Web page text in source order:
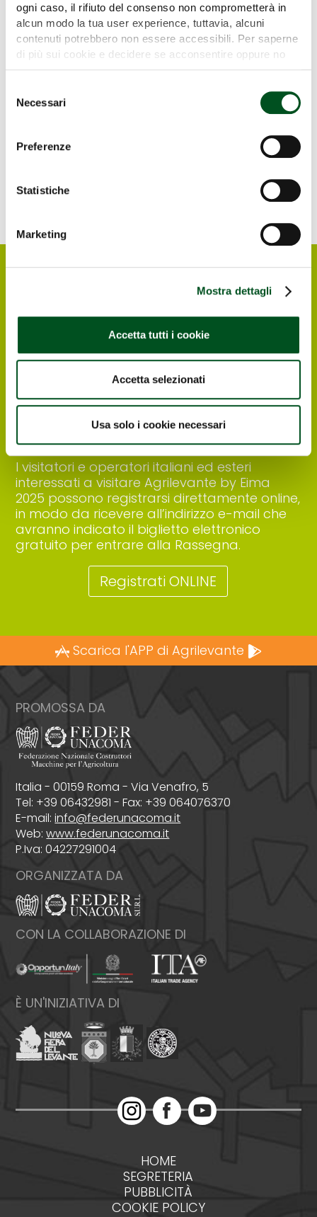
ogni caso, il rifiuto del consenso non comprometterà in
alcun modo la tua user experience, tuttavia, alcuni
contenuti potrebbero non essere accessibili. Per saperne
di più sui cookie e decidere se acconsentire oppure no
delNecessari
Preferenze
Statistiche
Marketing
Mostra dettagli
Accetta tutti i cookie
Accetta selezionati
Usa solo i cookie necessari
Pad LEVANTE
Richiedi il tuo biglietto
elettronico gratuito
I visitatori e operatori italiani ed esteri
interessati a visitare Agrilevante by Eima
2025 possono registrarsi direttamente online,
in modo da ricevere all’indirizzo e-mail che
avranno indicato il biglietto elettronico
gratuito per entrare alla Rassegna.
Registrati ONLINE
Scarica l'APP di Agrilevante
PROMOSSA DA
Italia - 00159 Roma - Via Venafro, 5
Tel: +39 06432981 - Fax: +39 064076370
E-mail:info@federunacoma.it
Web:www.federunacoma.it
P.Iva: 04227291004
ORGANIZZATA DA
CON LA COLLABORAZIONE DI
È UN'INIZIATIVA DI
HOME
SEGRETERIA
PUBBLICITÀ
COOKIE POLICY